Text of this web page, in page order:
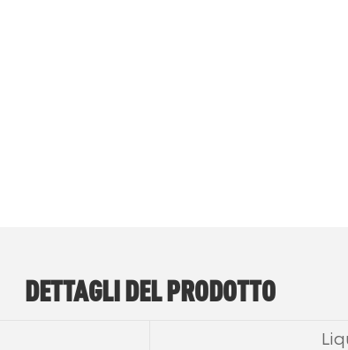
DETTAGLI DEL PRODOTTO